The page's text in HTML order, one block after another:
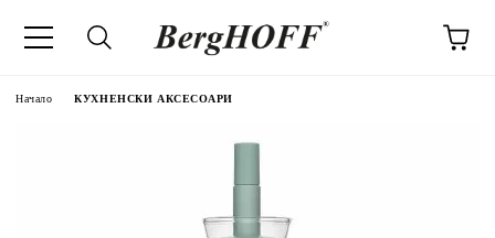
Начало КУХНЕНСКИ АКСЕСОАРИ